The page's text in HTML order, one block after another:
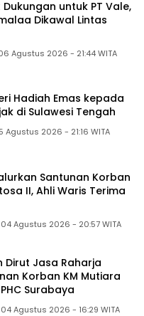
Dukungan untuk PT Vale,
Dikawal Lintas
Kamis, 06 Agustus 2026 - 21:44 WITA
Hadiah Emas kepada
di Sulawesi Tengah
Rabu, 05 Agustus 2026 - 21:16 WITA
Santunan Korban
II, Ahli Waris Terima
Selasa, 04 Agustus 2026 - 20:57 WITA
Dirut Jasa Raharja
Korban KM Mutiara
Surabaya
Selasa, 04 Agustus 2026 - 16:29 WITA